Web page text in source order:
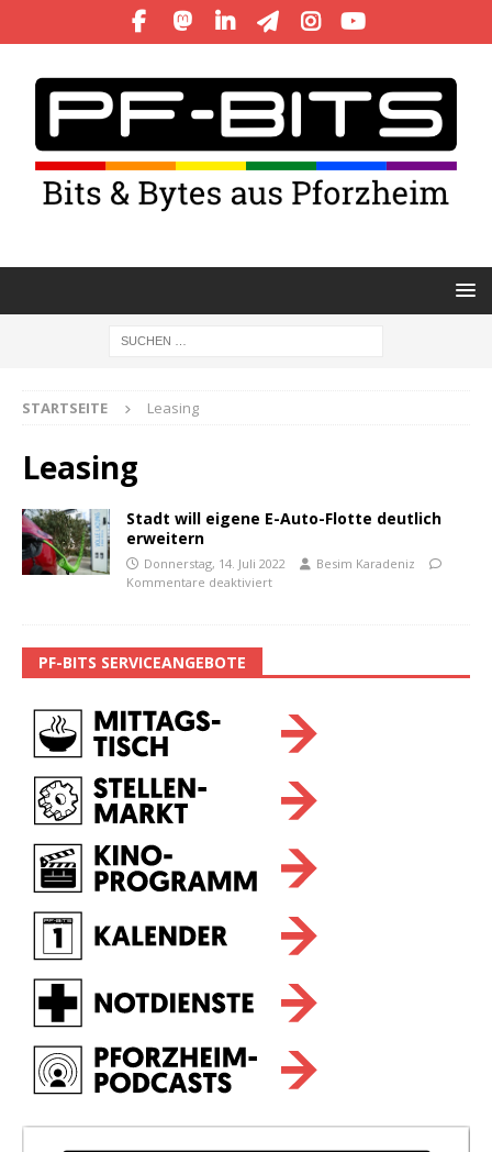
STARTSEITE Leasing
Leasing
Stadt will eigene E-Auto-Flotte deutlich
erweitern
Donnerstag, 14. Juli 2022
Besim Karadeniz
Kommentare deaktiviert
PF-BITS SERVICEANGEBOTE